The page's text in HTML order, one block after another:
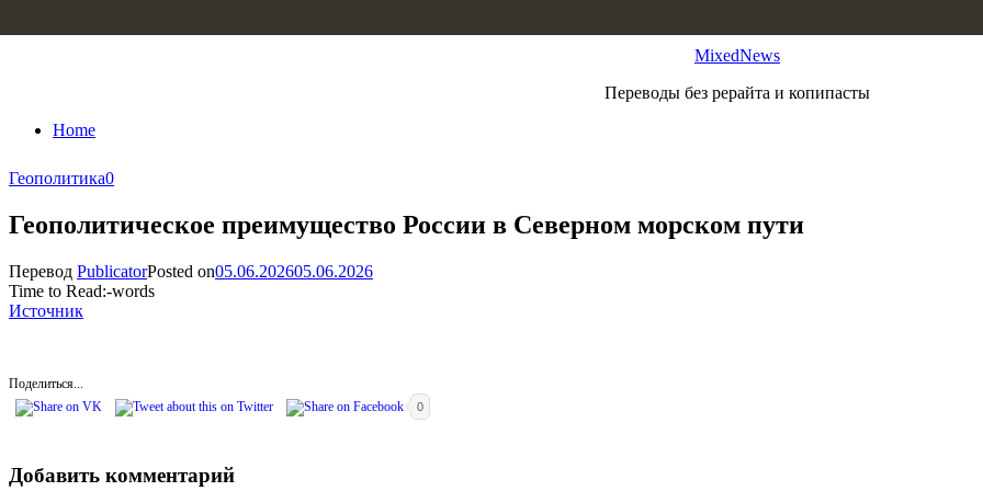
MixedNews
Переводы без рерайта и копипасты
Home
Геополитика0
Геополитическое преимущество России в Северном морском пути
Перевод PublicatorPosted on05.06.202605.06.2026
Time to Read:-words
Источник
Поделиться...
0
Добавить комментарий